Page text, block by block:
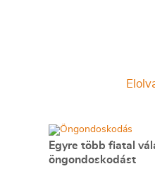
Egyre több fiatal
öngondoskodást